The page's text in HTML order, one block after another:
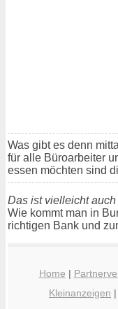
Was gibt es denn
für alle Büroarbeiter
essen möchten sind
Das ist vielleicht
Wie kommt man in
richtigen Bank und
Home |
Kleinanzeigen |